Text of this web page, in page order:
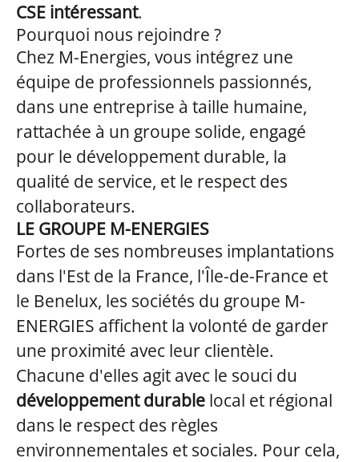
CSE intéressant.
Pourquoi nous rejoindre ?
Chez M-Energies, vous intégrez une
équipe de professionnels passionnés,
dans une entreprise à taille humaine,
rattachée à un groupe solide, engagé
pour le développement durable, la
qualité de service, et le respect des
collaborateurs.
LE GROUPE M-ENERGIES
Fortes de ses nombreuses implantations
dans l'Est de la France, l'Île-de-France et
le Benelux, les sociétés du groupe M-
ENERGIES affichent la volonté de garder
une proximité avec leur clientèle.
Chacune d'elles agit avec le souci du
développement durable local et régional
dans le respect des règles
environnementales et sociales. Pour cela,